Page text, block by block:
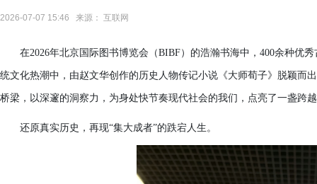
2026-07-07 15:46 来源： 互联网
在2026年北京国际图书博览会（BIBF）的浩瀚书海中，400余种优
统文化热潮中，由赵文华创作的历史人物传记小说《大师荀子》脱颖而
桥梁，以深邃的洞察力，为身处快节奏现代社会的我们，点亮了一盏跨
还原真实历史，再现“集大成者”的跌宕人生。